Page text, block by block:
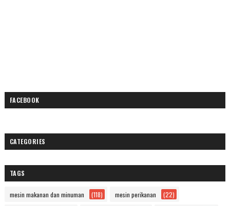
FACEBOOK
CATEGORIES
TAGS
mesin makanan dan minuman (118) mesin perikanan (22)